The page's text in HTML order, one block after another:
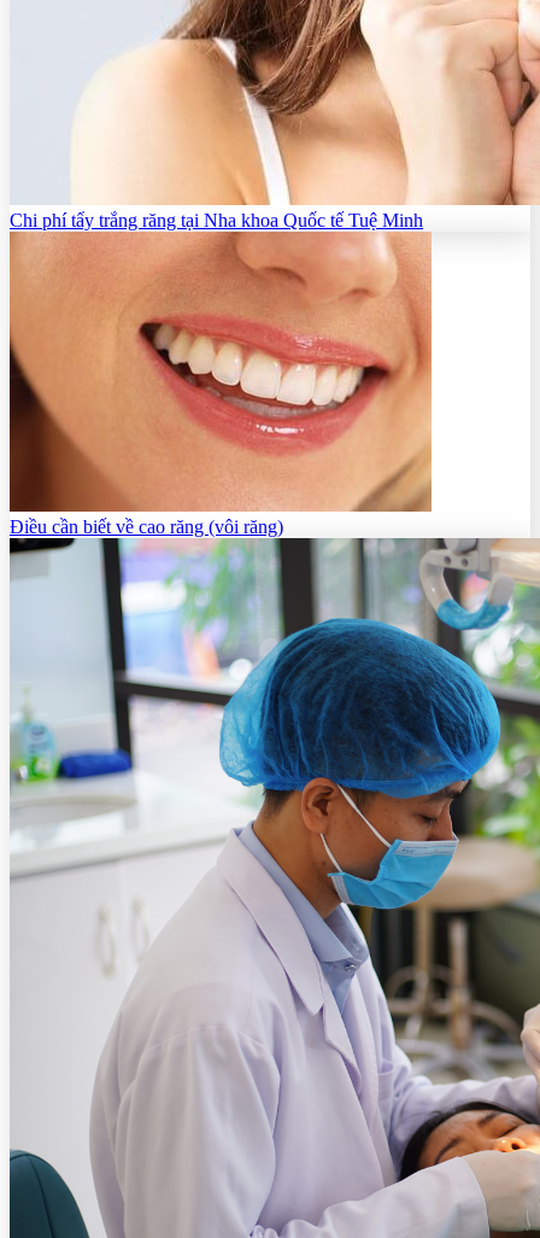
Chi phí tẩy trắng răng tại Nha khoa Quốc tế Tuệ Minh
Điều cần biết về cao răng (vôi răng)